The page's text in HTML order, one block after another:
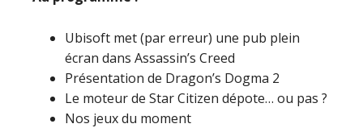
Ubisoft met (par erreur) une pub plein
écran dans Assassin’s Creed
Présentation de Dragon’s Dogma 2
Le moteur de Star Citizen dépote… ou pas ?
Nos jeux du moment